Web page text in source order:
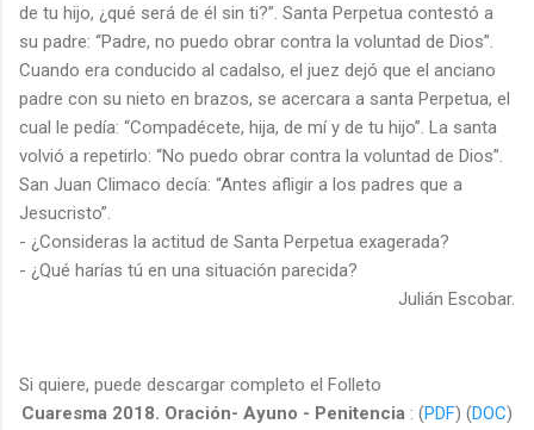
de tu hijo, ¿qué será de él sin ti?”. Santa Perpetua contestó a
su padre: “Padre, no puedo obrar contra la voluntad de Dios”.
Cuando era conducido al cadalso, el juez dejó que el anciano
padre con su nieto en brazos, se acercara a santa Perpetua, el
cual le pedía: “Compadécete, hija, de mí y de tu hijo”. La santa
volvió a repetirlo: “No puedo obrar contra la voluntad de Dios”.
San Juan Climaco decía: “Antes afligir a los padres que a
Jesucristo”.
- ¿Consideras la actitud de Santa Perpetua exagerada?
- ¿Qué harías tú en una situación parecida?
Julián Escobar.
Si quiere, puede descargar completo el Folleto
Cuaresma 2018. Oración- Ayuno - Penitencia : (PDF) (DOC)